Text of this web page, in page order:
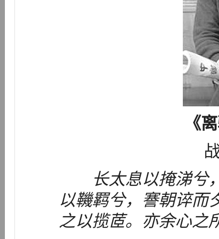
《
长太息以掩涕兮
以鞿羁兮，謇朝谇而
之以揽茝。亦余心之